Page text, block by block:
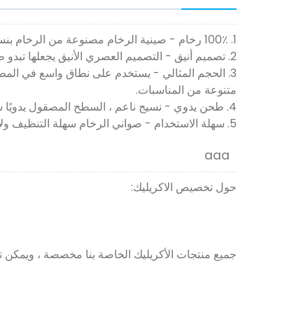
1. 100٪ رخام - صينية الرخام مصنوعة من الرخام بنسبة 100٪. مع المواد الطبيعية بالكامل ، يكون نسيج كل منتج فريدًا ، وقد يختلف المنتج الذي تتلقاه قليلاً عن الصورة.
2. تصميم أنيق - التصميم العصري الأنيق يجعلها تبدو طبيعية في أي مكان في غرفتك. أنيقة وفاخرة ، إنها ديكور منزلي كلاسيكي حديث. خفيف الوزن وسهل الحركة.
3. الحجم المثالي - يستخدم على نطاق واسع في
متنوعة من المناسبات.
4. طحن يدوي - نسيج ناعم ، السطح المصقول يدويًا ساطع مثل المرآة ، لا داعي للقلق بشأن سلامة حافة المنتج. خامة طبيعية ، حماية بيئية ، خالية من التلوث.
5. سهلة الاستخدام - صواني الرخام سهلة التنظيف ولا تمتص البقع. لذلك ، فقط نظف بالماء أو بمنظف ضعيف ، ثم امسح بقطعة قماش.
aaa
حول تخصيص الاكريليك:
جميع منتجات الأكريليك الخاصة بنا مخصصة ، ويمكن